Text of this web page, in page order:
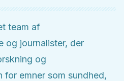
team af
og journalister, der
og
for emner som sundhed,